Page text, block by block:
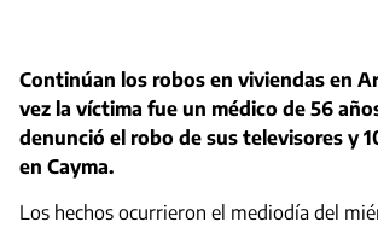
Continúan los robos en viviendas en
vez la víctima fue un médico de 56
denunció el robo de sus televisores y
en Cayma.
Los hechos ocurrieron el mediodía del